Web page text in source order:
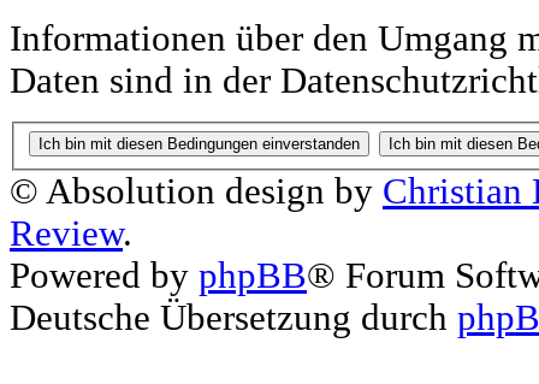
Informationen über den Umgang
Daten sind in der
© Absolution design by Christian
Review.
Powered by phpBB® Forum
Deutsche Übersetzung durch